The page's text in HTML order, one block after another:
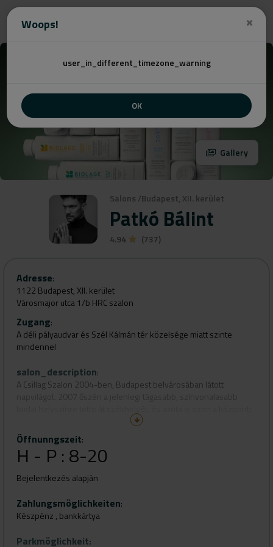
Woops!
user_in_different_timezone_warning
OK
Salons /Budapest, XII. kerület
Patkó Bálint
4.94 (737)
Gallery
Adresse:
1122 Budapest, XII. kerület
Városmajor utca 1/b HRC szalon
Zugang:
A déli pályaudvar és Szél Kálmán tér közelsége miatt szinte
mindennel
salon_description:
A Csillag Szalon 2004-ben, Budapest belvárosában látott
jól megközelíthető helyszínen várja a szépülni, kikapcsolódni
vágyó kedves vendégeit!
2026 év elején jött a megújulás ,
önhibámon kívül a csillag
szépségszalon bezárta kapuit
Sikerült találnom egy kisebb de mégis
modern és kellemes hangulatú
Öffnunngszeit:
H - P : 8-20
Bejelentkezés alapján
Zahlungsmöglichkeiten:
Készpénz , bankkártya
Parkmöglichkeit: